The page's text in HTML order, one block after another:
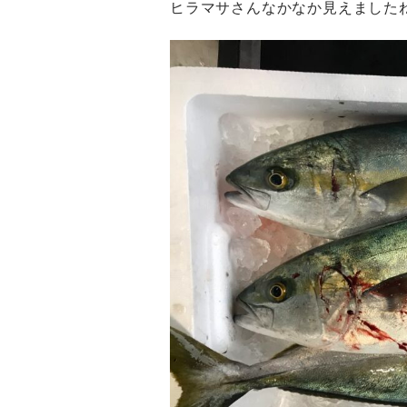
ヒラマサさんなかなか見えました